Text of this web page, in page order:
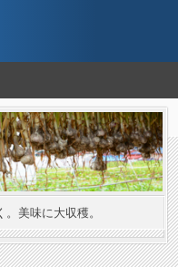
美味に大収穫。